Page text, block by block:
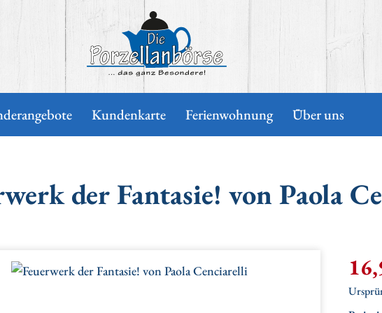
Kundenkarte Ferienwohnung Über uns
der Fantasie! von Paola
überspringen